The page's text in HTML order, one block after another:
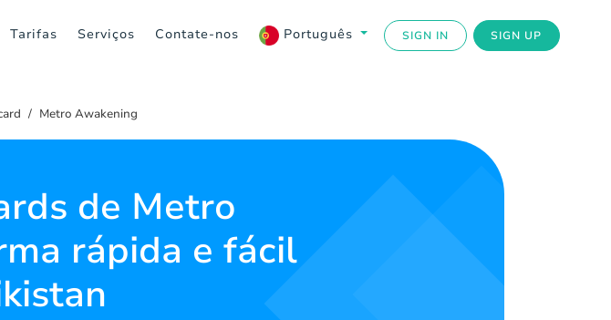
Tarifas Serviços Contate-nos Português SIGN IN SIGN UP
Metro Awakening
de Metro
rápida e fácil